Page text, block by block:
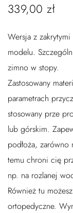
339,00zł
Wersja z
modelu.
zimno w stopy.
Zastosowany
parametrach
stosowany prze
lub górskim.
podłoża,
temu chroni cię
np. na rozlanej
Również tu
ortopedyczne.